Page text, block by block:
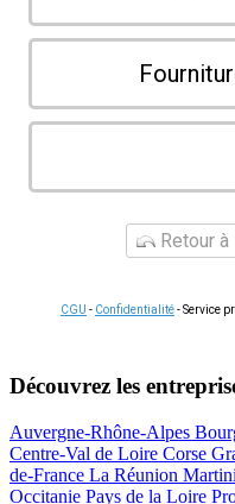
Retour
CGU - Confidentialité- Service
Découvrez les
Auvergne-Rhône-Alpes
Centre-Val de Loire Corse
de-France La Réunion
Occitanie Pays de la Loire